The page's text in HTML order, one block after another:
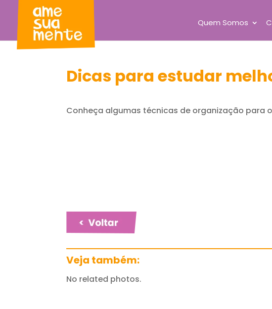
Quem Somos
Dicas para estudar
Conheça algumas técnicas de organização para
Veja também:
No related photos.